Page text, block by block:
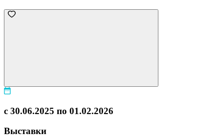
с 30.06.2025 по 01.02.2026
Выставки